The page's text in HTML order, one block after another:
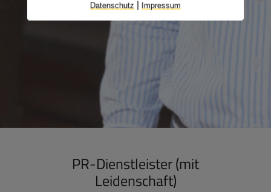
PR-Dienstleister (mit
Leidenschaft)
Datenschutz Impressum